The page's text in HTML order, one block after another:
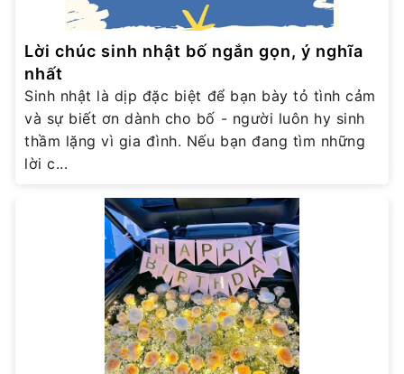
Lời chúc sinh nhật bố ngắn gọn, ý nghĩa
nhất
Sinh nhật là dịp đặc biệt để bạn bày tỏ tình cảm
và sự biết ơn dành cho bố - người luôn hy sinh
thầm lặng vì gia đình. Nếu bạn đang tìm những
lời c...